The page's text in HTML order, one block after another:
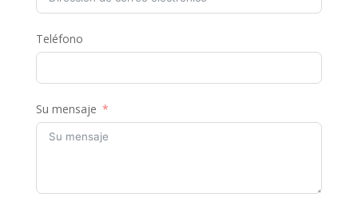
Teléfono
Su mensaje